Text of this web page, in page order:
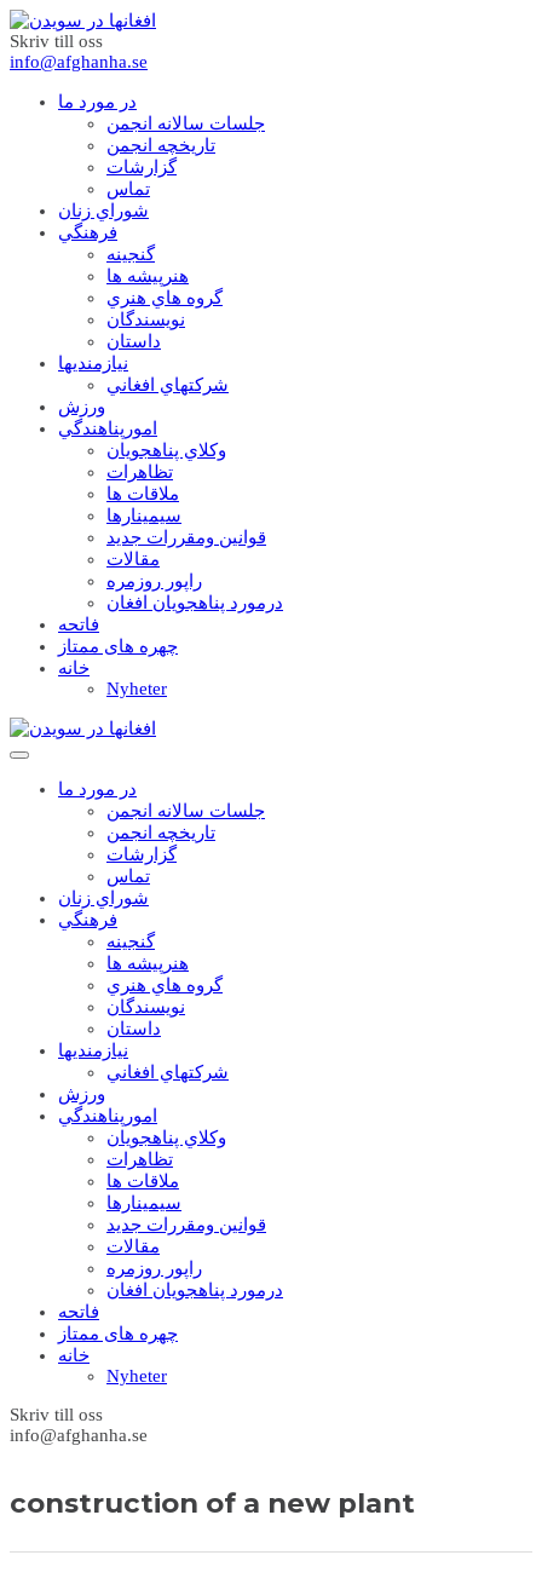
Skriv till oss
info@afghanha.se
در مورد ما
جلسات سالانه انجمن
تاریخچه انجمن
گزارشات
تماس
شوراي زنان
فرهنگي
گنجينه
هنرپيشه ها
گروه هاي هنري
نويسندگان
داستان
نيازمنديها
شرکتهاي افغاني
ورزش
امورپناهندگي
وکلاي پناهجويان
تظاهرات
ملاقات ها
سيمينارها
قوانين ومقررات جديد
مقالات
راپور روزمره
درمورد پناهجويان افغان
فاتحه
چهره های ممتاز
خانه
Nyheter
در مورد ما
جلسات سالانه انجمن
تاریخچه انجمن
گزارشات
تماس
شوراي زنان
فرهنگي
گنجينه
هنرپيشه ها
گروه هاي هنري
نويسندگان
داستان
نيازمنديها
شرکتهاي افغاني
ورزش
امورپناهندگي
وکلاي پناهجويان
تظاهرات
ملاقات ها
سيمينارها
قوانين ومقررات جديد
مقالات
راپور روزمره
درمورد پناهجويان افغان
فاتحه
چهره های ممتاز
خانه
Nyheter
Skriv till oss
info@afghanha.se
construction of a new plant